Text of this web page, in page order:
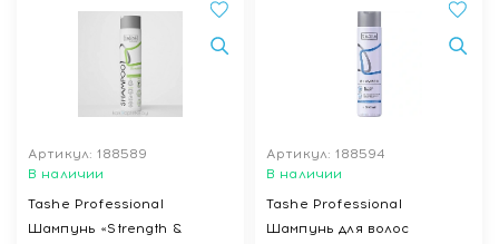
Артикул: 188589
В наличии
Tashe Professional
Шампунь «Strength &
Артикул: 188594
В наличии
Tashe Professional
Шампунь для волос